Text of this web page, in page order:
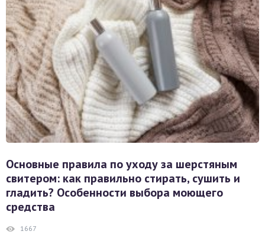
Основные правила по уходу за шерстяным
свитером: как правильно стирать, сушить и
гладить? Особенности выбора моющего
средства
1667